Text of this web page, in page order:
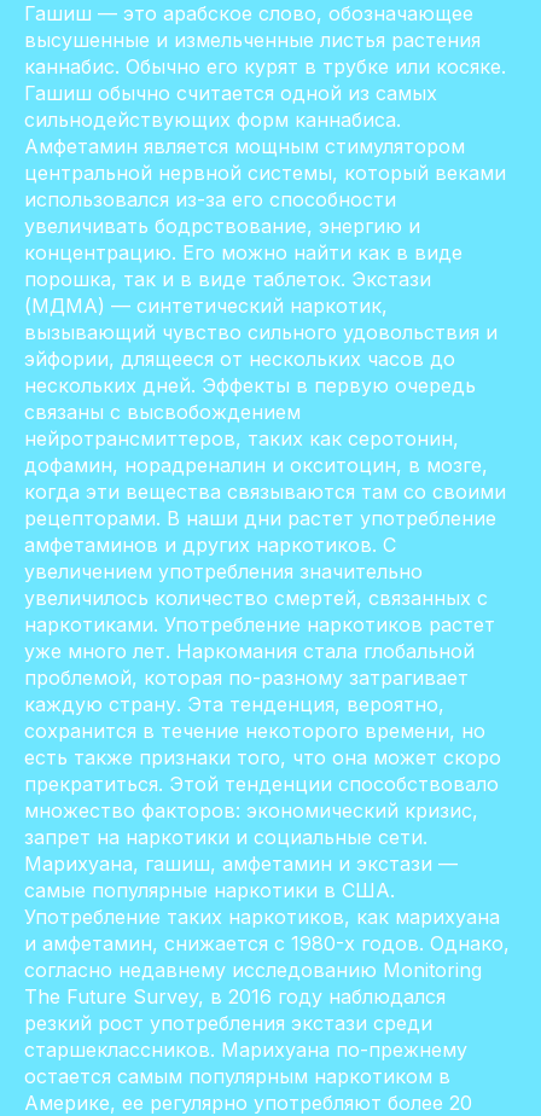
Гашиш — это арабское слово, обозначающее
высушенные и измельченные листья растения
каннабис. Обычно его курят в трубке или косяке.
Гашиш обычно считается одной из самых
сильнодействующих форм каннабиса.
Амфетамин является мощным стимулятором
центральной нервной системы, который веками
использовался из-за его способности
увеличивать бодрствование, энергию и
концентрацию. Его можно найти как в виде
порошка, так и в виде таблеток. Экстази
(МДМА) — синтетический наркотик,
вызывающий чувство сильного удовольствия и
эйфории, длящееся от нескольких часов до
нескольких дней. Эффекты в первую очередь
связаны с высвобождением
нейротрансмиттеров, таких как серотонин,
дофамин, норадреналин и окситоцин, в мозге,
когда эти вещества связываются там со своими
рецепторами. В наши дни растет употребление
амфетаминов и других наркотиков. С
увеличением употребления значительно
увеличилось количество смертей, связанных с
наркотиками. Употребление наркотиков растет
уже много лет. Наркомания стала глобальной
проблемой, которая по-разному затрагивает
каждую страну. Эта тенденция, вероятно,
сохранится в течение некоторого времени, но
есть также признаки того, что она может скоро
прекратиться. Этой тенденции способствовало
множество факторов: экономический кризис,
запрет на наркотики и социальные сети.
Марихуана, гашиш, амфетамин и экстази —
самые популярные наркотики в США.
Употребление таких наркотиков, как марихуана
и амфетамин, снижается с 1980-х годов. Однако,
согласно недавнему исследованию Monitoring
The Future Survey, в 2016 году наблюдался
резкий рост употребления экстази среди
старшеклассников. Марихуана по-прежнему
остается самым популярным наркотиком в
Америке, ее регулярно употребляют более 20